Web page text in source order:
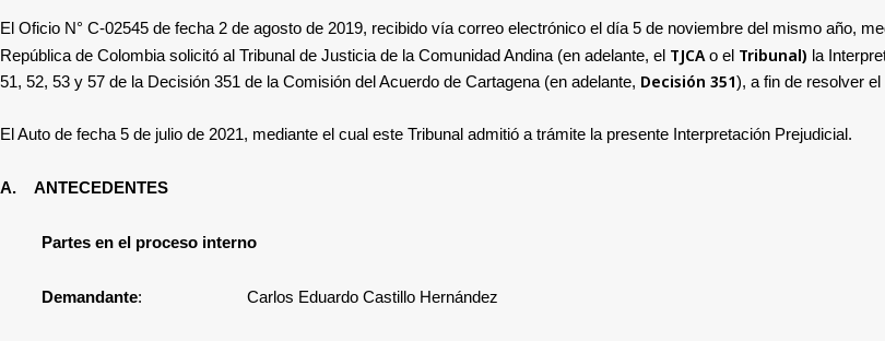
El Oficio N° C-02545 de fecha 2 de agosto de 2019, recibido vía correo electrónico el día 5 de noviembre del mismo año,
República de Colombia solicitó al Tribunal de Justicia de la Comunidad Andina (en adelante, el TJCAo el Tribunal) la
51, 52, 53 y 57 de la Decisión 351 de la Comisión del Acuerdo de Cartagena (en adelante, Decisión 351), a fin de resolver
El Auto de fecha 5 de julio de 2021, mediante el cual este Tribunal admitió a trámite la presente Interpretación Prejudicial.
A. ANTECEDENTES
Partes en el proceso interno
Demandante: Carlos Eduardo Castillo Hernández